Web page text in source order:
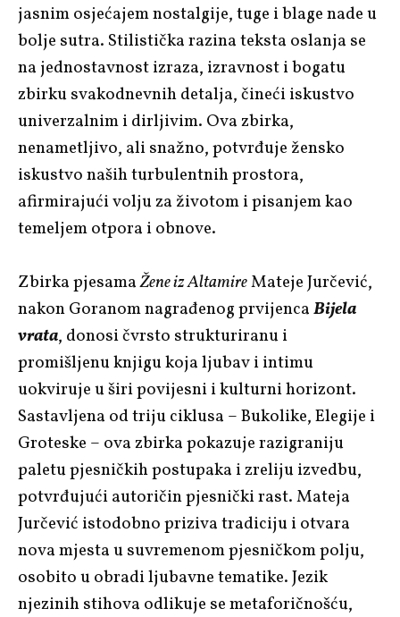
jasnim osjećajem nostalgije, tuge i blage nade u
bolje sutra. Stilistička razina teksta oslanja se
na jednostavnost izraza, izravnost i bogatu
zbirku svakodnevnih detalja, čineći iskustvo
univerzalnim i dirljivim. Ova zbirka,
nenametljivo, ali snažno, potvrđuje žensko
iskustvo naših turbulentnih prostora,
afirmirajući volju za životom i pisanjem kao
temeljem otpora i obnove.
Zbirka pjesamaŽene iz AltamireMateje Jurčević,
nakon Goranom nagrađenog prvijencaBijela
vrata, donosi čvrsto strukturiranu i
promišljenu knjigu koja ljubav i intimu
uokviruje u širi povijesni i kulturni horizont.
Sastavljena od triju ciklusa – Bukolike, Elegije i
Groteske – ova zbirka pokazuje razigraniju
paletu pjesničkih postupaka i zreliju izvedbu,
potvrđujući autoričin pjesnički rast. Mateja
Jurčević istodobno priziva tradiciju i otvara
nova mjesta u suvremenom pjesničkom polju,
osobito u obradi ljubavne tematike. Jezik
njezinih stihova odlikuje se metaforičnošću,